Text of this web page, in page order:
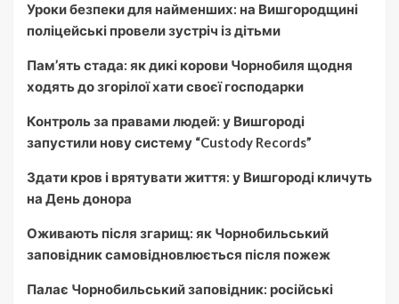
Уроки безпеки для найменших: на Вишгородщині
поліцейські провели зустріч із дітьми
Пам’ять стада: як дикі корови Чорнобиля щодня
ходять до згорілої хати своєї господарки
Контроль за правами людей: у Вишгороді
запустили нову систему “Custody Records”
Здати кров і врятувати життя: у Вишгороді кличуть
на День донора
Оживають після згарищ: як Чорнобильський
заповідник самовідновлюється після пожеж
Палає Чорнобильський заповідник: російські